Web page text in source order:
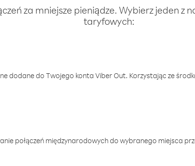
za mniejsze pieniądze. Wybierz jeden z
taryfowych:
dodane do Twojego konta Viber Out. Korzystając ze
połączeń międzynarodowych do wybranego miejsca